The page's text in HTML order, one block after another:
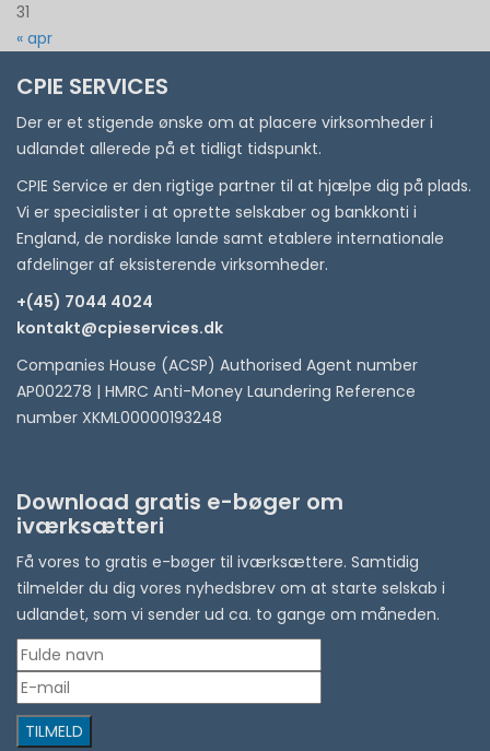
31
« apr
CPIE SERVICES
Der er et stigende ønske om at placere virksomheder i
udlandet allerede på et tidligt tidspunkt.
CPIE Service er den rigtige partner til at hjælpe dig på plads.
Vi er specialister i at oprette selskaber og bankkonti i
England, de nordiske lande samt etablere internationale
afdelinger af eksisterende virksomheder.
+(45) 7044 4024
kontakt@cpieservices.dk
Companies House (ACSP) Authorised Agent number
AP002278 | HMRC Anti-Money Laundering Reference
number XKML00000193248
Download gratis e-bøger om
iværksætteri
Få vores to gratis e-bøger til iværksættere. Samtidig
tilmelder du dig vores nyhedsbrev om at starte selskab i
udlandet, som vi sender ud ca. to gange om måneden.